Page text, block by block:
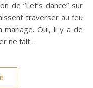
de “Let’s dance” sur
traverser au feu
mariage. Oui, il y a de
ne fait…